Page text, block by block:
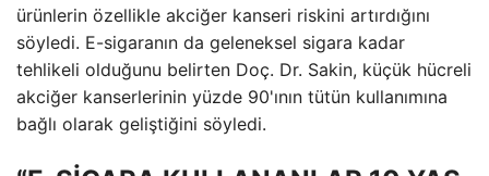
ürünlerin özellikle akciğer kanseri riskini artırdığını
söyledi. E-sigaranın da geleneksel sigara kadar
tehlikeli olduğunu belirten Doç. Dr. Sakin, küçük hücreli
akciğer kanserlerinin yüzde 90'ının tütün kullanımına
bağlı olarak geliştiğini söyledi.